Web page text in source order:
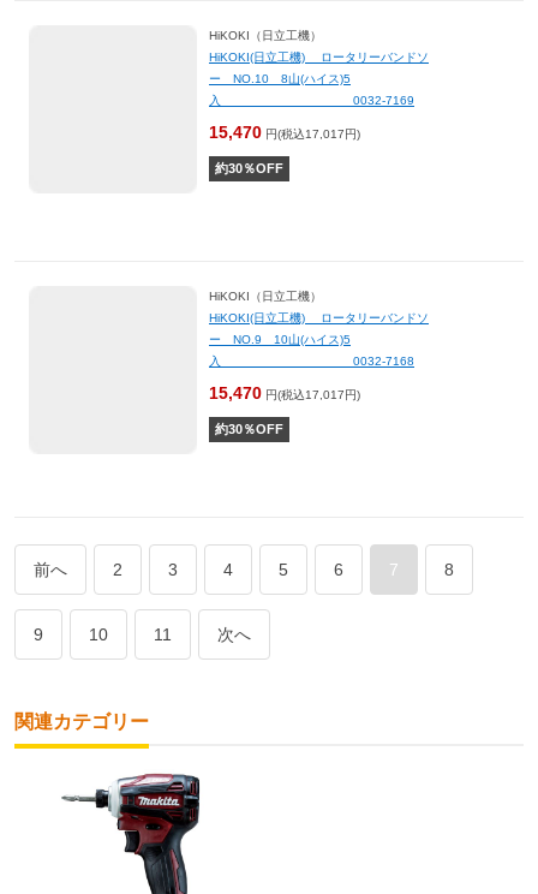
HiKOKI（日立工機）
HiKOKI(日立工機) ロータリーバンドソ
ー NO.10 8山(ハイス)5
入 0032-7169
15,470 円(税込17,017円)
約30％OFF
HiKOKI（日立工機）
HiKOKI(日立工機) ロータリーバンドソ
ー NO.9 10山(ハイス)5
入 0032-7168
15,470 円(税込17,017円)
約30％OFF
前へ 2 3 4 5 6 7 8
9 10 11 次へ
関連カテゴリー